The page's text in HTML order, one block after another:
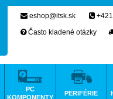
eshop@itsk.sk
Často kladené otázky
PC
KOMPONENTY
PERIFÉRIE